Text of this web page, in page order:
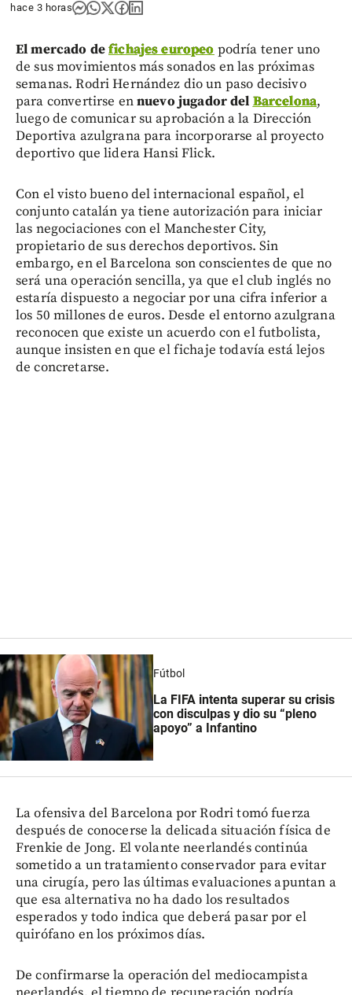
hace 3 horas
El mercado defichajes europeo podría tener uno
de sus movimientos más sonados en las próximas
semanas. Rodri Hernández dio un paso decisivo
para convertirse ennuevo jugador del Barcelona,
luego de comunicar su aprobación a la Dirección
Deportiva azulgrana para incorporarse al proyecto
deportivo que lidera Hansi Flick.
Con el visto bueno del internacional español, el
conjunto catalán ya tiene autorización para iniciar
las negociaciones con el Manchester City,
propietario de sus derechos deportivos. Sin
embargo, en el Barcelona son conscientes de que no
será una operación sencilla, ya que el club inglés no
estaría dispuesto a negociar por una cifra inferior a
los 50 millones de euros. Desde el entorno azulgrana
reconocen que existe un acuerdo con el futbolista,
aunque insisten en que el fichaje todavía está lejos
de concretarse.
Fútbol
La FIFA intenta superar su crisis
con disculpas y dio su “pleno
apoyo” a Infantino
La ofensiva del Barcelona por Rodri tomó fuerza
después de conocerse la delicada situación física de
Frenkie de Jong. El volante neerlandés continúa
sometido a un tratamiento conservador para evitar
una cirugía, pero las últimas evaluaciones apuntan a
que esa alternativa no ha dado los resultados
esperados y todo indica que deberá pasar por el
quirófano en los próximos días.
De confirmarse la operación del mediocampista